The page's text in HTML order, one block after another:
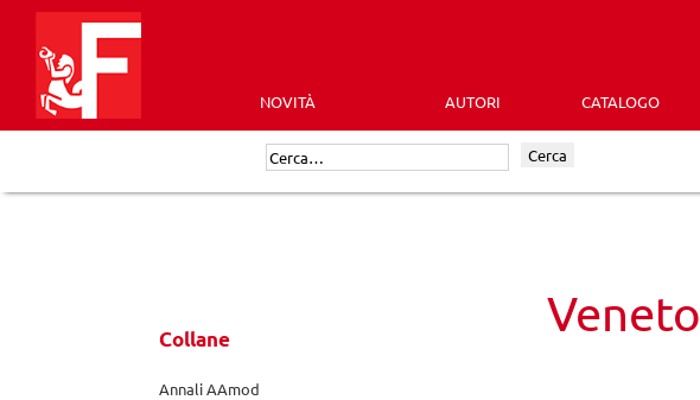
content
Futura
Editrice
NOVITÀ AUTORI CATALOGO
Cerca: Cerca
Collane
Annali AAmod
Veneto